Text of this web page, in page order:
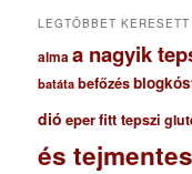
LEGTÖBBET
almaa nagyik
batáta befőzés
dió eperfitt tepszi
és tejmentes